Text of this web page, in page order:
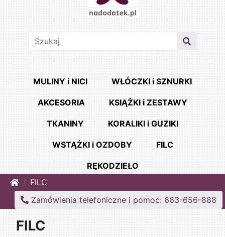
MULINY i NICI WŁÓCZKI i SZNURKI
AKCESORIA KSIĄŻKI i ZESTAWY
TKANINY KORALIKI i GUZIKI
WSTĄŻKI i OZDOBY FILC
RĘKODZIEŁO
Home
FILC
Zamówienia telefoniczne i pomoc: 663-656-888
FILC